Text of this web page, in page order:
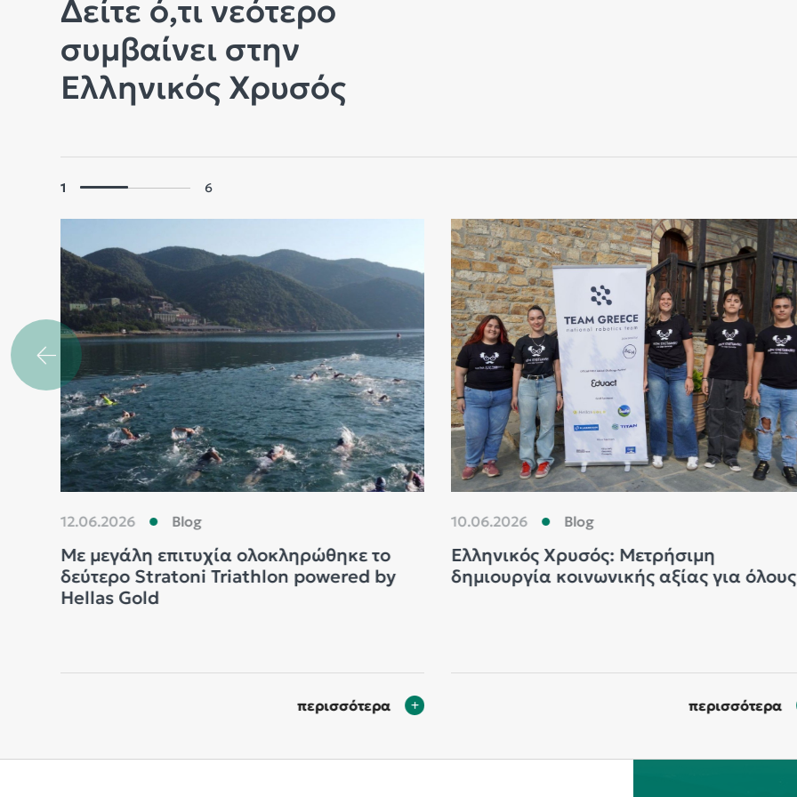
Δείτε ό,τι νεότερο
συμβαίνει στην
Ελληνικός Χρυσός
1 6
12.06.2026 Blog
Με μεγάλη επιτυχία ολοκληρώθηκε το
δεύτερο Stratoni Triathlon powered by
Hellas Gold
περισσότερα
10.06.2026 Blog
Ελληνικός Χρυσός: Μετρήσιμη
δημιουργία κοινωνικής αξίας για όλους
περισσότερα